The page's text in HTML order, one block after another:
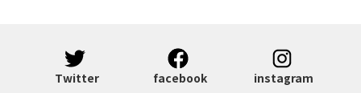
Twitter facebook instagram